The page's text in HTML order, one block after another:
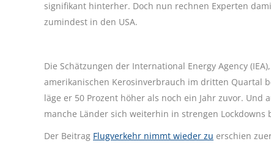
signifikant hinterher. Doch nun rechnen Experten
zumindest in den USA.
Die Schätzungen der International Energy Agency
amerikanischen Kerosinverbrauch im dritten Quartal
läge er 50 Prozent höher als noch ein Jahr zuvor.
manche Länder sich weiterhin in strengen
Der Beitrag Flugverkehr nimmt wieder zu erschien